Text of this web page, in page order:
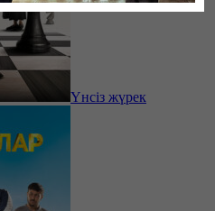
Үнсіз жүрек